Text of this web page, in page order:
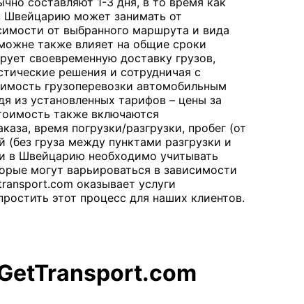
Швейцарию может занимать от
от выбранного маршрута и вида
также влияет на общие сроки
своевременную доставку грузов,
решения и сотрудничая с
грузоперевозки автомобильным
из установленных тарифов – цены за
также включаются
время погрузки/разгрузки, пробег (от
(без груза между пунктами разгрузки и
в Швейцарию необходимо учитывать
могут варьироваться в зависимости
оказывает услуги
этот процесс для наших клиентов.